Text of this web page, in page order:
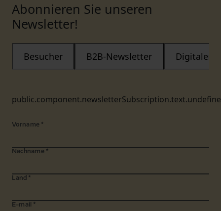
Abonnieren Sie unseren
Newsletter!
Besucher B2B-Newsletter Digitaler
Vorname *
Nachname *
Land *
E-mail *